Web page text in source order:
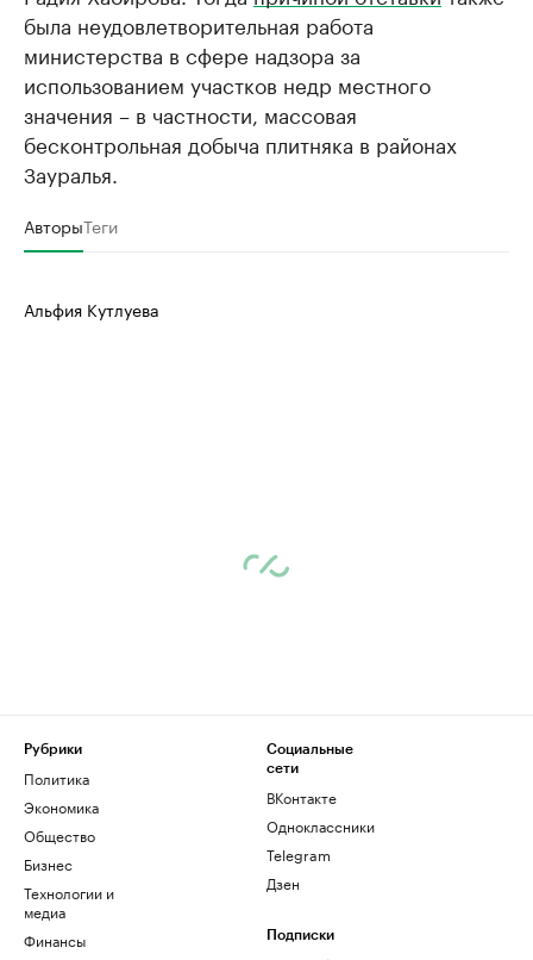
была неудовлетворительная работа
министерства в сфере надзора за
использованием участков недр местного
значения – в частности, массовая
бесконтрольная добыча плитняка в районах
Зауралья.
АвторыТеги
Альфия Кутлуева
Рубрики
Политика
Экономика
Общество
Бизнес
Технологии и
медиа
Финансы
Социальные
сети
ВКонтакте
Одноклассники
Telegram
Дзен
Подписки